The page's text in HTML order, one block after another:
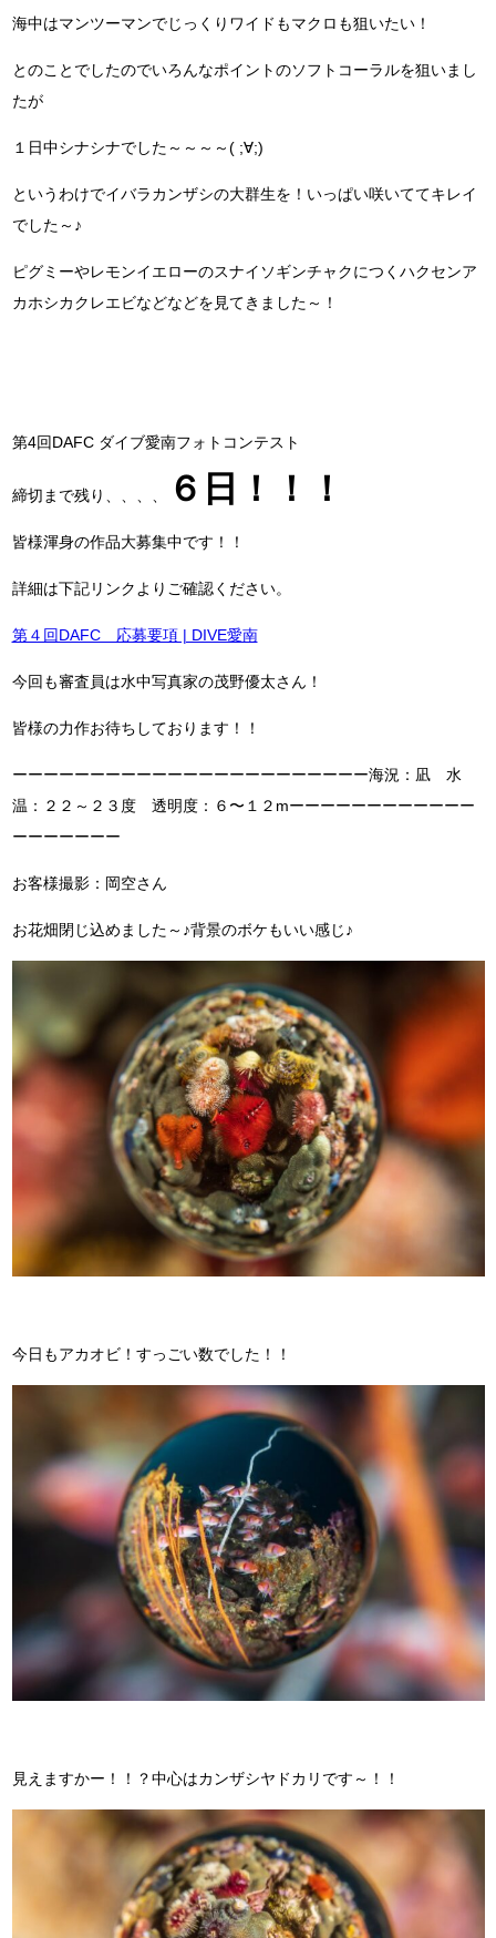
海中はマンツーマンでじっくりワイドもマクロも狙いたい！
とのことでしたのでいろんなポイントのソフトコーラルを狙いまし
たが
１日中シナシナでした～～～～( ;∀;)
というわけでイバラカンザシの大群生を！いっぱい咲いててキレイ
でした～♪
ピグミーやレモンイエローのスナイソギンチャクにつくハクセンア
カホシカクレエビなどなどを見てきました～！
第4回DAFC ダイブ愛南フォトコンテスト
締切まで残り、、、、 ６日！！！
皆様渾身の作品大募集中です！！
詳細は下記リンクよりご確認ください。
第４回DAFC 応募要項 | DIVE愛南
今回も審査員は水中写真家の茂野優太さん！
皆様の力作お待ちしております！！
ーーーーーーーーーーーーーーーーーーーーーーー海況：凪 水
温：２２～２３度 透明度：６〜１２mーーーーーーーーーーーー
ーーーーーーー
お客様撮影：岡空さん
お花畑閉じ込めました～♪背景のボケもいい感じ♪
今日もアカオビ！すっごい数でした！！
見えますかー！！？中心はカンザシヤドカリです～！！